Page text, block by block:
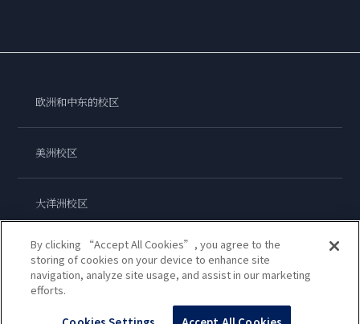
欧洲和中东的校区
美洲校区
大洋洲校区
亚洲校区
By clicking “Accept All Cookies”, you agree to the
storing of cookies on your device to enhance site
navigation, analyze site usage, and assist in our marketing
efforts.